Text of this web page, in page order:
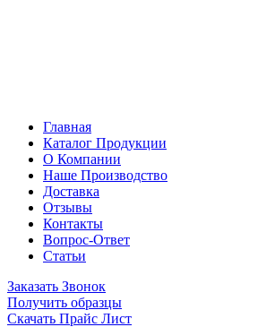
Главная
Каталог Продукции
О Компании
Наше Производство
Доставка
Отзывы
Контакты
Вопрос-Ответ
Статьи
Заказать Звонок
Получить образцы
Скачать Прайс Лист